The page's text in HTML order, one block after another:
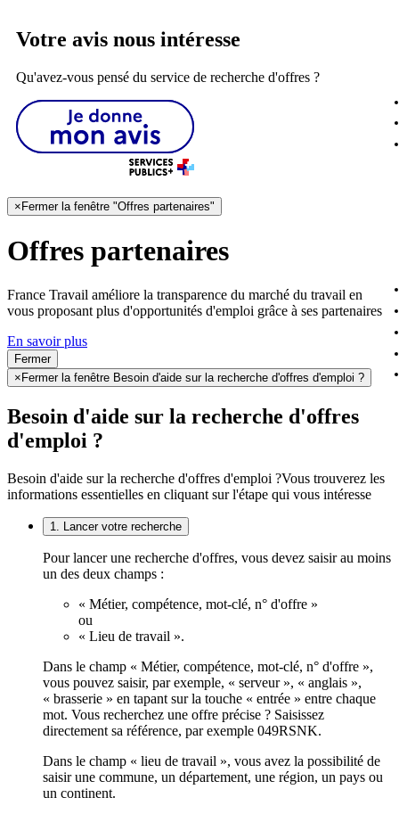
Votre avis nous intéresse
Qu'avez-vous pensé du service de recherche d'offres ?
× Fermer la fenêtre "Offres partenaires"
Offres partenaires
France Travail améliore la transparence du marché du travail en
vous proposant plus d'opportunités d'emploi grâce à ses partenaires
En savoir plus
Fermer
× Fermer la fenêtre Besoin d'aide sur la recherche d'offres d'emploi ?
Besoin d'aide sur la recherche d'offres
d'emploi ?
Besoin d'aide sur la recherche d'offres d'emploi ?Vous trouverez les
informations essentielles en cliquant sur l'étape qui vous intéresse
1. Lancer votre recherche
Pour lancer une recherche d'offres, vous devez saisir au moins
un des deux champs :
« Métier, compétence, mot-clé, n° d'offre »
ou
« Lieu de travail ».
Dans le champ « Métier, compétence, mot-clé, n° d'offre »,
vous pouvez saisir, par exemple, « serveur », « anglais »,
« brasserie » en tapant sur la touche « entrée » entre chaque
mot. Vous recherchez une offre précise ? Saisissez
directement sa référence, par exemple 049RSNK.
Dans le champ « lieu de travail », vous avez la possibilité de
saisir une commune, un département, une région, un pays ou
un continent.